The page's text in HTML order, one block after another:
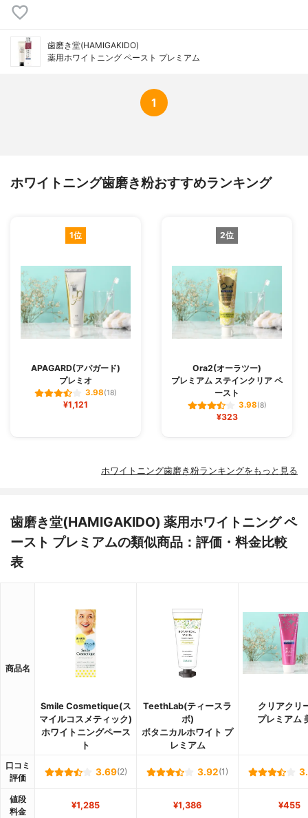
歯磨き堂(HAMIGAKIDO)
薬用ホワイトニング ペースト プレミアム
1
ホワイトニング歯磨き粉おすすめランキング
1位
APAGARD(アパガード)
プレミオ
3.98(18)
¥1,121
2位
Ora2(オーラツー)
プレミアム ステインクリア ペ
ースト
3.98(8)
¥323
ホワイトニング歯磨き粉ランキングをもっと見る
歯磨き堂(HAMIGAKIDO) 薬用ホワイトニング ペ
ースト プレミアムの類似商品：評価・料金比較
表
商品名
Smile Cosmetique(ス
マイルコスメティック)
ホワイトニングペース
ト
TeethLab(ティースラ
ボ)
ボタニカルホワイト プ
レミアム
クリアクリ
プレミアム
口コミ
評価
3.69(2) 3.92(1)
値段
料金
¥1,285 ¥1,386 ¥455